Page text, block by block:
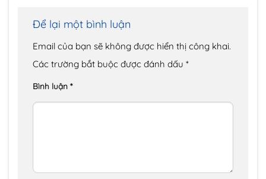
Để lại một bình luận
Email của bạn sẽ không được hiển thị công khai.
Các trường bắt buộc được đánh dấu *
Bình luận *